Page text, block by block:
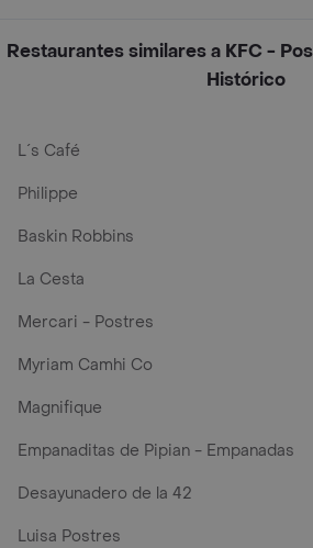
Restaurantes similares a KFC -
Histórico
L´s Café
Philippe
Baskin Robbins
La Cesta
Mercari - Postres
Myriam Camhi Co
Magnifique
Empanaditas de Pipian - Empanadas
Desayunadero de la 42
Luisa Postres